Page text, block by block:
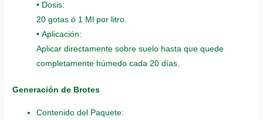
• Dosis:
20 gotas ó 1 Ml por litro.
• Aplicación:
Aplicar directamente sobre suelo hasta que quede
completamente húmedo cada 20 días.
Generación de Brotes
Contenido del Paquete: